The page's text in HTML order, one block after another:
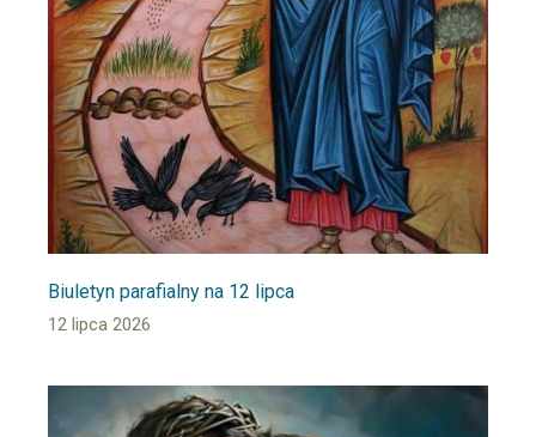
Biuletyn parafialny na 12 lipca
12 lipca 2026